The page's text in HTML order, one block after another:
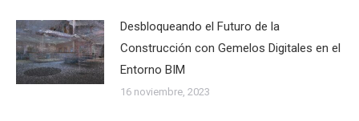
Desbloqueando el Futuro de la
Construcción con Gemelos Digitales en el
Entorno BIM
16 noviembre, 2023